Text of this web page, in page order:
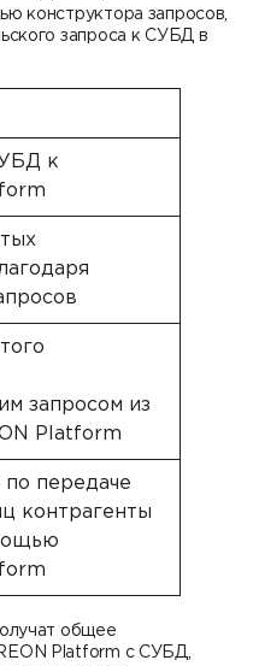
конструктора запросов,
запроса к СУБД в
к
запросом из
Platform
по передаче
контрагенты
общее
Platform c СУБД,